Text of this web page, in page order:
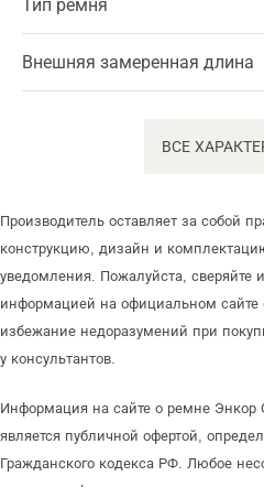
Тип ремня
Внешняя замеренная длина
ВСЕ
Производитель оставляет за собой
конструкцию, дизайн и
уведомления. Пожалуйста,
информацией на официальном
избежание недоразумений при
у консультантов.
Информация на сайте о ремне Энкор
является публичной офертой,
Гражданского кодекса РФ. Любое